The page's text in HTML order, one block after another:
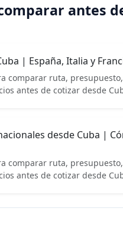
antes
| España, Italia y
comparar ruta,
antes de cotizar desde
desde Cuba |
comparar ruta,
antes de cotizar desde